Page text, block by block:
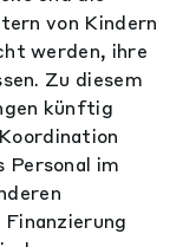
von Kindern
werden, ihre
Zu diesem
künftig
Personal im